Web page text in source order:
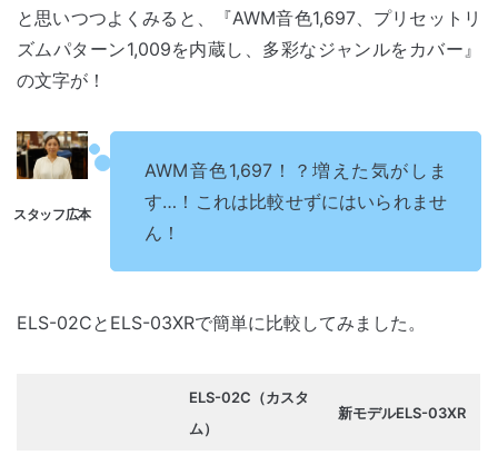
と思いつつよくみると、『AWM音色1,697、プリセットリ
ズムパターン1,009を内蔵し、多彩なジャンルをカバー』
の文字が！
AWM音色1,697！？増えた気がしま
す…！これは比較せずにはいられませ
ん！
ELS-02CとELS-03XRで簡単に比較してみました。
ELS-02C（カスタ
ム）
新モデルELS-03XR